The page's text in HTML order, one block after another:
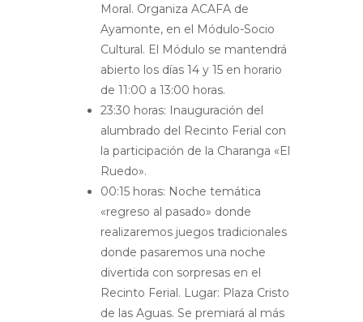
Moral. Organiza ACAFA de
Ayamonte, en el Módulo-Socio
Cultural. El Módulo se mantendrá
abierto los días 14 y 15 en horario
de 11:00 a 13:00 horas.
23:30 horas: Inauguración del
alumbrado del Recinto Ferial con
la participación de la Charanga «El
Ruedo».
00:15 horas: Noche temática
«regreso al pasado» donde
realizaremos juegos tradicionales
donde pasaremos una noche
divertida con sorpresas en el
Recinto Ferial. Lugar: Plaza Cristo
de las Aguas. Se premiará al más